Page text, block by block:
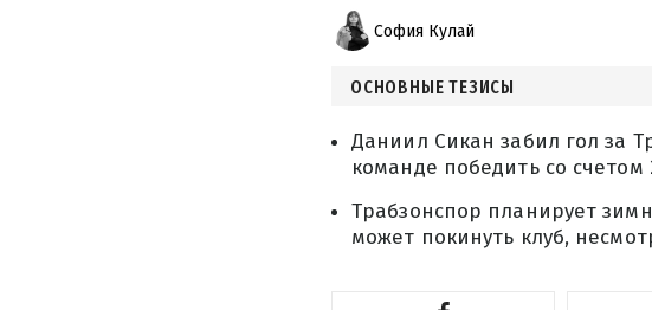
София Кулай
ОСНОВНЫЕ ТЕЗИСЫ
Даниил Сикан забил гол за
команде победить со счетом
Трабзонспор планирует
может покинуть клуб,